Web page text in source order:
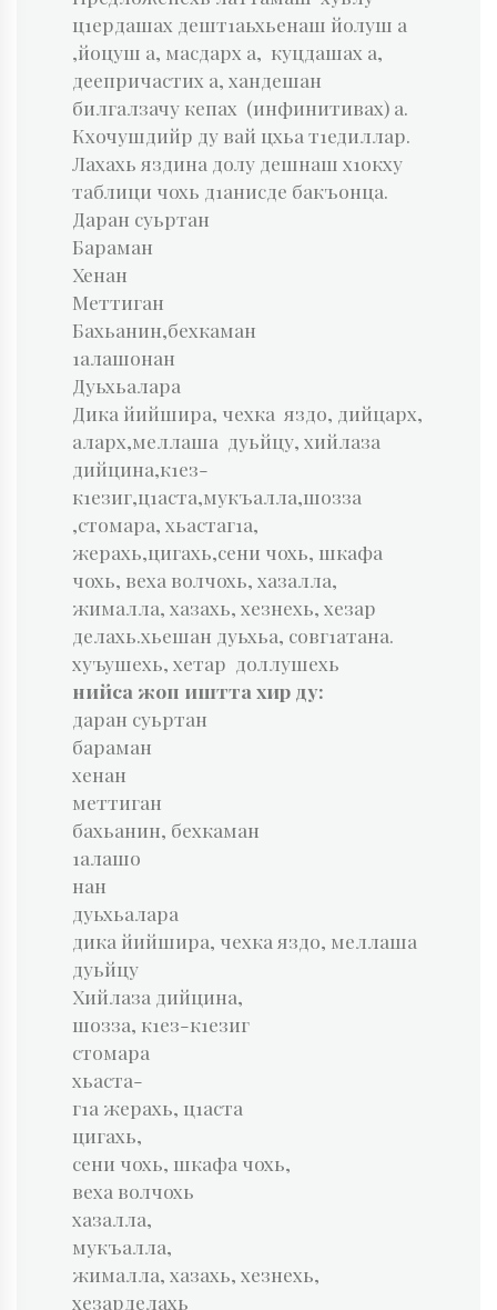
ц1ердашах дешт1аьхьенаш йолуш а
,йоцуш а, масдарх а, куцдашах а,
деепричастих а, хандешан
билгалзачу кепах (инфинитивах) а.
Кхочушдийр ду вай цхьа т1едиллар.
Лахахь яздина долу дешнаш х1окху
таблици чохь д1анисде бакъонца.
Даран суьртан
Бараман
Хенан
Меттиган
Бахьанин,бехкаман
1алашонан
Дуьхьалара
Дика йийшира, чехка яздо, дийцарх,
аларх,меллаша дуьйцу, хийлаза
дийцина,к1ез-
к1езиг,ц1аста,мукъалла,шозза
,стомара, хьастаг1а,
жерахь,цигахь,сени чохь, шкафа
чохь, веха волчохь, хазалла,
жималла, хазахь, хезнехь, хезар
делахь.хьешан дуьхьа, совг1атана.
хуъушехь, хетар доллушехь
нийса жоп иштта хир ду:
даран суьртан
бараман
хенан
меттиган
бахьанин, бехкаман
1алашо
нан
дуьхьалара
дика йийшира, чехка яздо, меллаша
дуьйцу
Хийлаза дийцина,
шозза, к1ез-к1езиг
стомара
хьаста-
г1а жерахь, ц1аста
цигахь,
сени чохь, шкафа чохь,
веха волчохь
хазалла,
мукъалла,
жималла, хазахь, хезнехь,
хезарделахь